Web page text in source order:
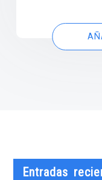
Entradas